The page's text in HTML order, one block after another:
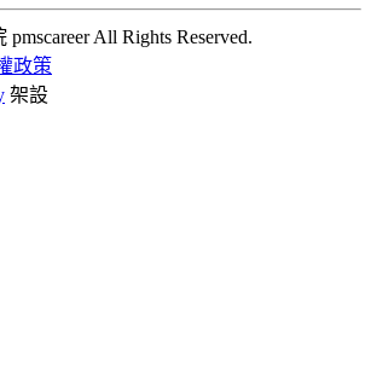
All Rights Reserved.
政策
架設